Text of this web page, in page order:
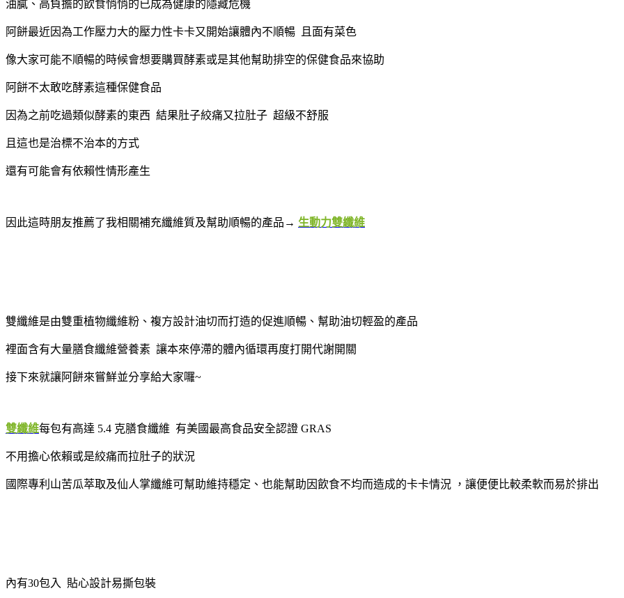
油膩、高負擔的飲食悄悄的已成為健康的隱藏危機
阿餅最近因為工作壓力大的壓力性卡卡又開始讓體內不順暢 且面有菜色
像大家可能不順暢的時候會想要購買酵素或是其他幫助排空的保健食品來協助
阿餅不太敢吃酵素這種保健食品
因為之前吃過類似酵素的東西 結果肚子絞痛又拉肚子 超級不舒服
且這也是治標不治本的方式
還有可能會有依賴性情形產生
因此這時朋友推薦了我相關補充纖維質及幫助順暢的產品→ 生動力雙纖維
雙纖維是由雙重植物纖維粉、複方設計油切而打造的促進順暢、幫助油切輕盈的產品
裡面含有大量膳食纖維營養素 讓本來停滯的體內循環再度打開代謝開關
接下來就讓阿餅來嘗鮮並分享給大家囉~
雙纖維每包有高達 5.4 克膳食纖維 有美國最高食品安全認證 GRAS
不用擔心依賴或是絞痛而拉肚子的狀況
國際專利山苦瓜萃取及仙人掌纖維可幫助維持穩定、也能幫助因飲食不均而造成的卡卡情況 ，讓便便比較柔軟而易於排出
內有30包入 貼心設計易撕包裝